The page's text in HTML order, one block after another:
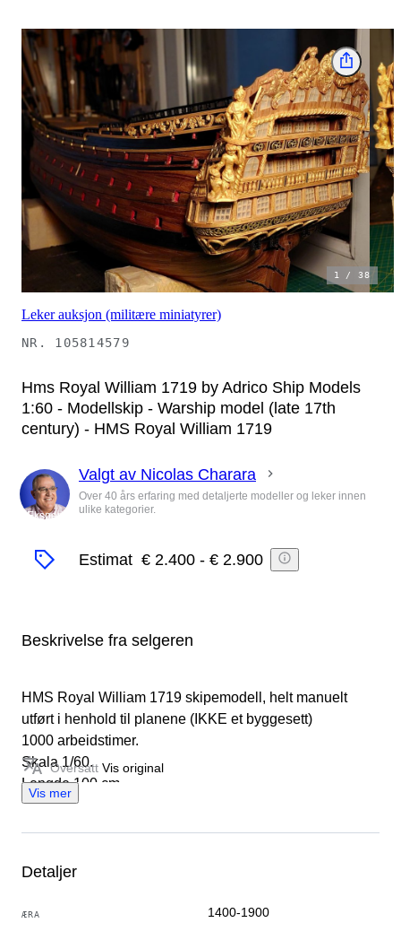
1 /38
Leker auksjon (militære miniatyrer)
NR. 105814579
Hms Royal William 1719 by Adrico Ship Models
1:60 - Modellskip - Warship model (late 17th
century) - HMS Royal William 1719
Ekspert
Valgt av Nicolas Charara
Over 40 års erfaring med detaljerte modeller og leker innen
ulike kategorier.
Estimat € 2.400 - € 2.900
Beskrivelse fra selgeren
HMS Royal William 1719 skipemodell, helt manuelt
utført i henhold til planene (IKKE et byggesett)
1000 arbeidstimer.
Skala 1/60.
Lengde 100 cm.
Upåklagelig tilstand.
Oversatt Vis original
Vis mer
Detaljer
ÆRA 1400-1900